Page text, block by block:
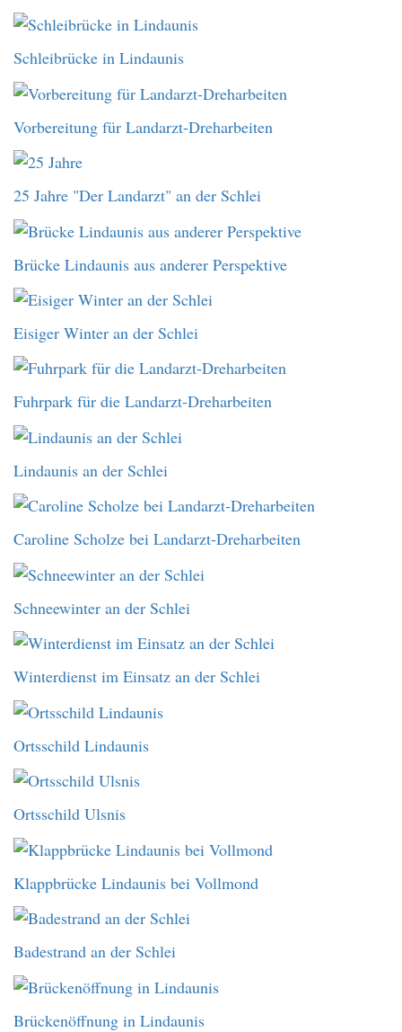
Schleibrücke in Lindaunis
Vorbereitung für Landarzt-Dreharbeiten
25 Jahre "Der Landarzt" an der Schlei
Brücke Lindaunis aus anderer Perspektive
Eisiger Winter an der Schlei
Fuhrpark für die Landarzt-Dreharbeiten
Lindaunis an der Schlei
Caroline Scholze bei Landarzt-Dreharbeiten
Schneewinter an der Schlei
Winterdienst im Einsatz an der Schlei
Ortsschild Lindaunis
Ortsschild Ulsnis
Klappbrücke Lindaunis bei Vollmond
Badestrand an der Schlei
Brückenöffnung in Lindaunis